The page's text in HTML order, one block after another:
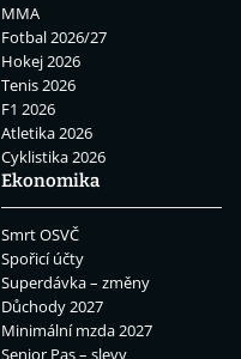
MMA
Fotbal 2026/27
Hokej 2026
Tenis 2026
F1 2026
Atletika 2026
Cyklistika 2026
Ekonomika
Smrt OSVČ
Spořicí účty
Superdávka – změny
Důchody 2027
Minimální mzda 2027
Senior Pas – slevy